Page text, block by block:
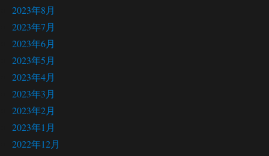
2023年8月
2023年7月
2023年6月
2023年5月
2023年4月
2023年3月
2023年2月
2023年1月
2022年12月